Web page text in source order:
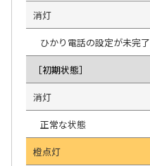
消灯
ひかり電話の設定が未完了
［初期状態］
消灯
正常な状態
橙点灯